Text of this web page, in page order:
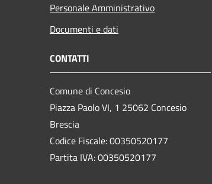
Personale Amministrativo
Documenti e dati
CONTATTI
Comune di Concesio
Piazza Paolo VI, 1 25062 Concesio
Brescia
Codice Fiscale: 00350520177
Partita IVA: 00350520177